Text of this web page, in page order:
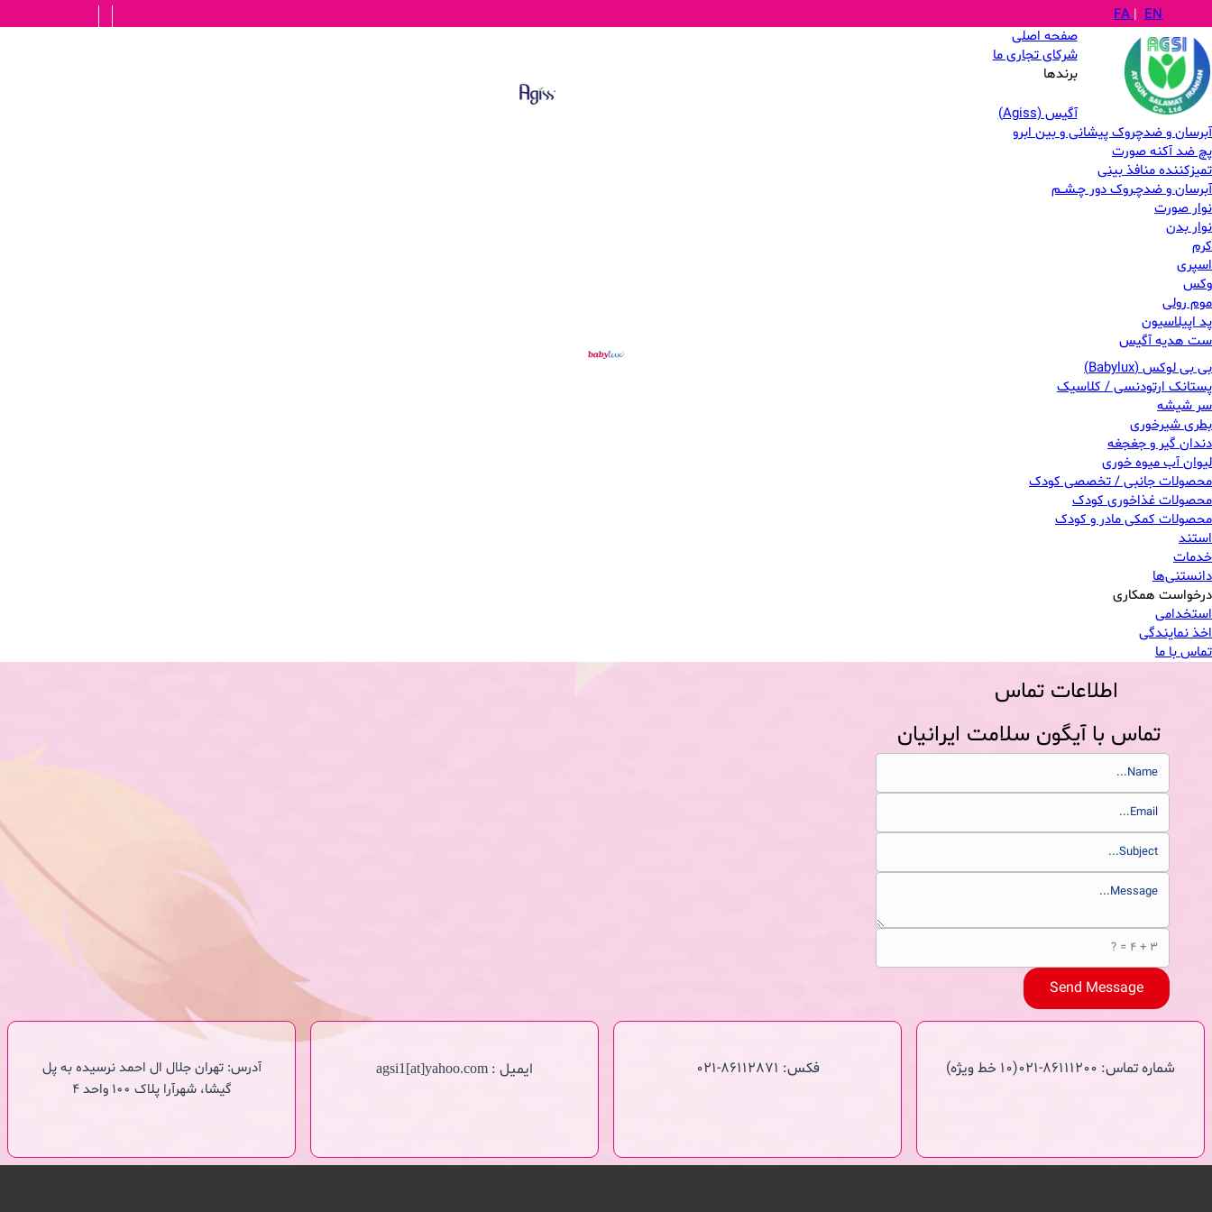
FA| EN
صفحه اصلی
شرکای تجاری ما
برندها
آگیس (Agiss)
آبرسان و ضدچروک پیشانی و بین ابرو
پچ ضد آکنه صورت
تمیزکننده منافذ بینی
آبرسان و ضدچـروک دور چـشــم
نوار صورت
نوار بدن
کرم
اسپری
وکس
موم رولی
پد اپیلاسیون
ست هدیه آگیس
بی بی لوکس (Babylux)
پستانک ارتودنسی / کلاسیک
سر شیشه
بطری شیرخوری
دندان گیر و جغجغه
لیوان آب میوه خوری
محصولات جانبی / تخصصی کودک
محصولات غذاخوری کودک
محصولات کمکی مادر و کودک
استند
خدمات
دانستنی‌ها
درخواست همکاری
استخدامی
اخذ نمایندگی
تماس با ما
اطلاعات تماس
تماس با آیگون سلامت ایرانیان
شماره تماس: 86111200-021(10 خط ویژه) فکس: 86112871-021 ایمیل : agsi1[at]yahoo.com
آدرس: تهران جلال ال احمد نرسیده به پل
گیشا، شهرآرا پلاک ۱۰۰ واحد ۴